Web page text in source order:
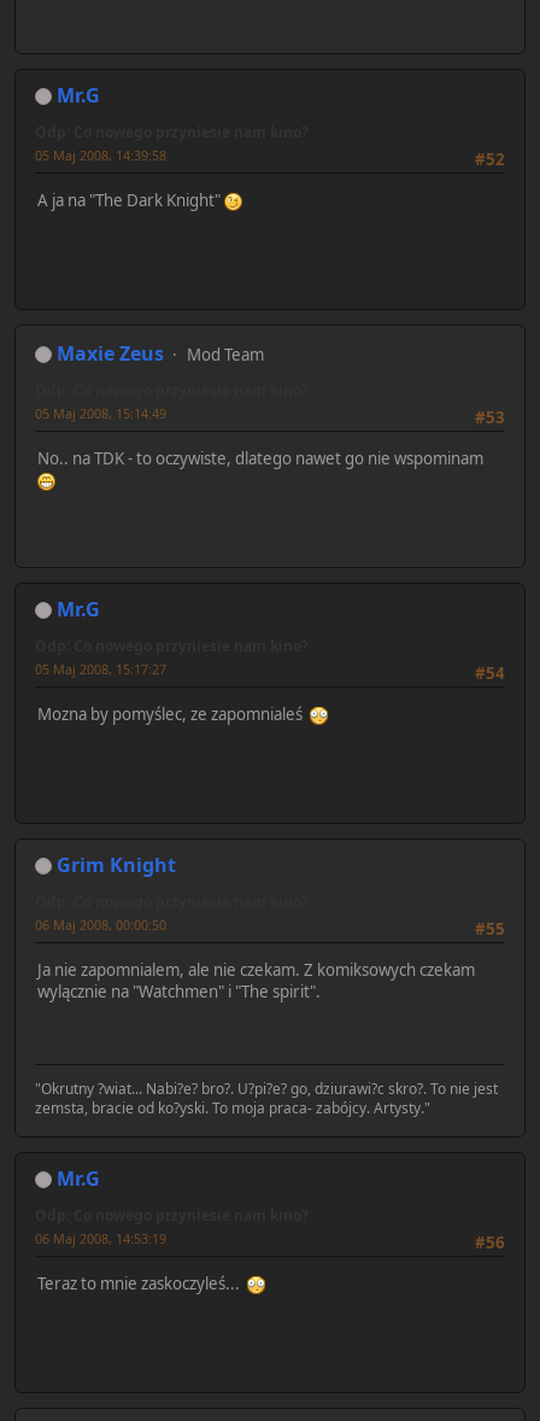
Mr.G
#52
05 Maj 2008, 14:39:58
A ja na "The Dark Knight"
Maxie Zeus Mod Team
#53
05 Maj 2008, 15:14:49
No.. na TDK - to oczywiste, dlatego nawet go nie wspominam
Mr.G
#54
05 Maj 2008, 15:17:27
Mozna by pomyślec, ze zapomnialeś
Grim Knight
#55
06 Maj 2008, 00:00:50
Ja nie zapomnialem, ale nie czekam. Z komiksowych czekam
wylącznie na "Watchmen" i "The spirit".
"Okrutny ?wiat... Nabi?e? bro?. U?pi?e? go, dziurawi?c skro?. To nie jest
zemsta, bracie od ko?yski. To moja praca- zabójcy. Artysty."
Mr.G
#56
06 Maj 2008, 14:53:19
Teraz to mnie zaskoczyleś...